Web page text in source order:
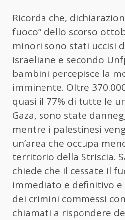
Ricorda che,
fuoco” dello scorso
minori sono stati uccisi
israeliane e secondo
bambini percepisce la
imminente. Oltre
quasi il 77% di tutte le
Gaza, sono state
mentre i palestinesi
un’area che occupa
territorio della Striscia.
chiede che il cessate il
immediato e definitivo e
dei crimini commessi
chiamati a rispondere